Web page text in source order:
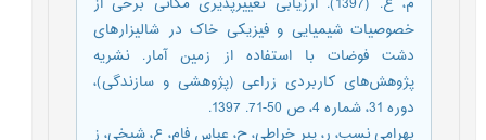
خصوصیات شیمیایی و فیزیکی خاک در شالیزار‌های
دشت فوضات با استفاده از زمین آمار. نشریه
پژوهش‌های کاربردی زراعی (پژوهشی و سازندگی)،
دوره 31، شماره 4، ص 50-71. 1397.
بهرامی نسب، ر، پیر خراطی، ح، عباس فام، ع، شیخی، ز